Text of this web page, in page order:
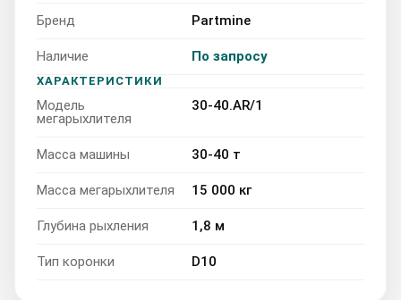
Sany SY330H 30-40.AR/1
30-40 т
Бренд Partmine
Наличие По запросу
ХАРАКТЕРИСТИКИ
Модель
мегарыхлителя
30-40.AR/1
Масса машины 30-40 т
Масса мегарыхлителя 15 000 кг
Глубина рыхления 1,8 м
Тип коронки D10